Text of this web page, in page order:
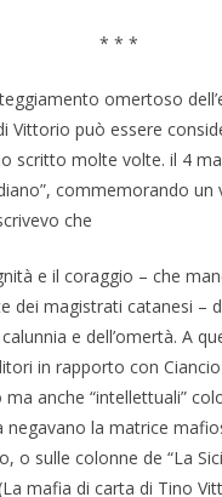
* * *
omertoso
Vittorio può essere
scritto molte volte. il 4
commemorando un
che
e il coraggio – che
dei magistrati catanesi –
e dell’omertà. A
in rapporto con
anche “intellettuali”
negavano la matrice
o sulle colonne de “La
mafia di carta di Tino